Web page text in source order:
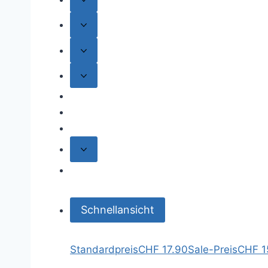
Schnellansicht
StandardpreisCHF 17.90Sale-PreisCHF